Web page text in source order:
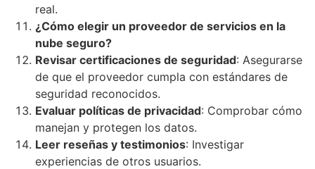
real.
¿Cómo elegir un proveedor de servicios en la
nube seguro?
Revisar certificaciones de seguridad: Asegurarse
de que el proveedor cumpla con estándares de
seguridad reconocidos.
Evaluar políticas de privacidad: Comprobar cómo
manejan y protegen los datos.
Leer reseñas y testimonios: Investigar
experiencias de otros usuarios.